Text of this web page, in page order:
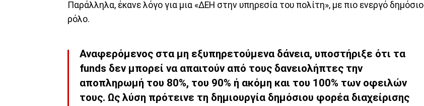
Παράλληλα, έκανε λόγο για μια «ΔΕΗ στην υπηρεσία του πολίτη», με πιο ενεργό δημόσιο
ρόλο.
Αναφερόμενος στα μη εξυπηρετούμενα δάνεια, υποστήριξε ότι τα
funds δεν μπορεί να απαιτούν από τους δανειολήπτες την
αποπληρωμή του 80%, του 90% ή ακόμη και του 100% των οφειλών
τους. Ως λύση πρότεινε τη δημιουργία δημόσιου φορέα διαχείρισης